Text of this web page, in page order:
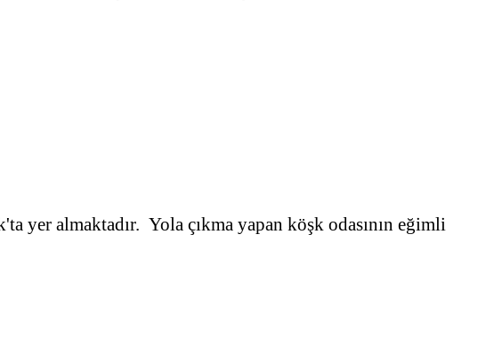
yer almaktadır. Yola çıkma yapan köşk odasının eğimli